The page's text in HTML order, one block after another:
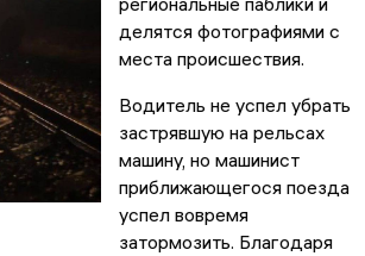
делятся фотографиями с
места происшествия.
Водитель не успел убрать
застрявшую на рельсах
машину, но машинист
приближающегося поезда
успел вовремя
затормозить. Благодаря